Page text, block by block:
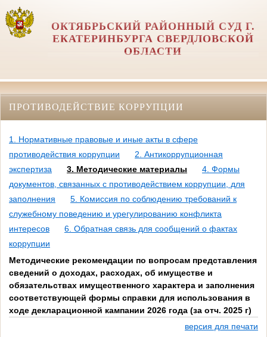
ОКТЯБРЬСКИЙ РАЙОННЫЙ СУД Г.
ЕКАТЕРИНБУРГА СВЕРДЛОВСКОЙ
ОБЛАСТИ
ПРОТИВОДЕЙСТВИЕ КОРРУПЦИИ
1. Нормативные правовые и иные акты в сфере
противодействия коррупции
2. Антикоррупционная
экспертиза
3. Методические материалы
4. Формы
документов, связанных с противодействием коррупции, для
заполнения
5. Комиссия по соблюдению требований к
служебному поведению и урегулированию конфликта
интересов
6. Обратная связь для сообщений о фактах
коррупции
Методические рекомендации по вопросам представления
сведений о доходах, расходах, об имуществе и
обязательствах имущественного характера и заполнения
соответствующей формы справки для использования в
ходе декларационной кампании 2026 года (за отч. 2025 г)
версия для печати